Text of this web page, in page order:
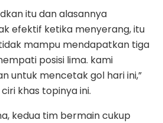
itu dan alasannya
efektif ketika menyerang, itu
mampu mendapatkan tiga
posisi lima. kami
untuk mencetak gol hari ini,”
khas topinya ini.
kedua tim bermain cukup